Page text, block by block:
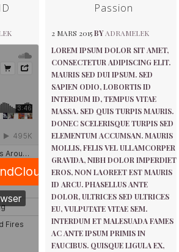
Passion
2 MARS 2015BYADRAMELEK
LOREM IPSUM DOLOR SIT AMET,
CONSECTETUR ADIPISCING ELIT.
MAURIS SED DUI IPSUM. SED
SAPIEN ODIO, LOBORTIS ID
INTERDUM ID, TEMPUS VITAE
MASSA. SED QUIS TURPIS MAURIS.
DONEC SCELERISQUE TURPIS SED
ELEMENTUM ACCUMSAN. MAURIS
MOLLIS, FELIS VEL ULLAMCORPER
GRAVIDA, NIBH DOLOR IMPERDIET
EROS, NON LAOREET EST MAURIS
ID ARCU. PHASELLUS ANTE
DOLOR, ULTRICES SED ULTRICES
EU, VULPUTATE VITAE SEM.
INTERDUM ET MALESUADA FAMES
AC ANTE IPSUM PRIMIS IN
FAUCIBUS. QUISQUE LIGULA EX,